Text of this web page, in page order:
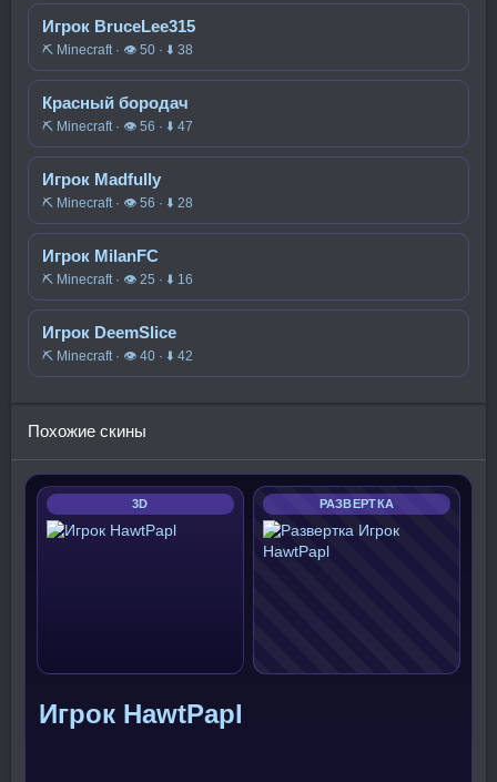
Игрок BruceLee315
⛏️ Minecraft · 👁 50 · ⬇ 38
Красный бородач
⛏️ Minecraft · 👁 56 · ⬇ 47
Игрок Madfully
⛏️ Minecraft · 👁 56 · ⬇ 28
Игрок MilanFC
⛏️ Minecraft · 👁 25 · ⬇ 16
Игрок DeemSlice
⛏️ Minecraft · 👁 40 · ⬇ 42
Похожие скины
3D РАЗВЕРТКА
Игрок HawtPapl